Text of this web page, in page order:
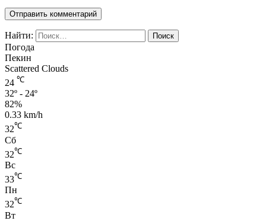
Найти:
Погода
Пекин
Scattered Clouds
24 ℃
32º - 24º
82%
0.33 km/h
32℃
Сб
32℃
Вс
33℃
Пн
32℃
Вт